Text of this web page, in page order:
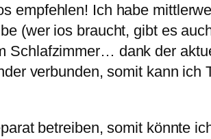
empfehlen! Ich habe
(wer ios braucht, gibt es
Schlafzimmer… dank der
verbunden, somit kann
betreiben, somit könnte